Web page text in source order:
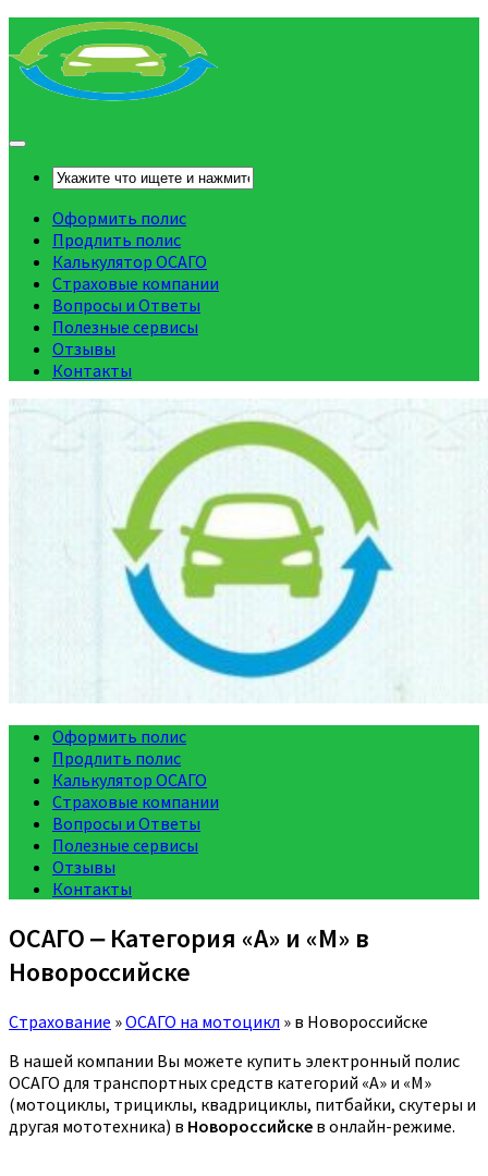
Оформить полис
Продлить полис
Калькулятор ОСАГО
Страховые компании
Вопросы и Ответы
Полезные сервисы
Отзывы
Контакты
Оформить полис
Продлить полис
Калькулятор ОСАГО
Страховые компании
Вопросы и Ответы
Полезные сервисы
Отзывы
Контакты
ОСАГО ‒ Категория «A» и «M» в
Новороссийске
Страхование »ОСАГО на мотоцикл » в Новороссийске
В нашей компании Вы можете купить электронный полис
ОСАГО для транспортных средств категорий «A» и «M»
(мотоциклы, трициклы, квадрициклы, питбайки, скутеры и
другая мототехника) в Новороссийске в онлайн-режиме.